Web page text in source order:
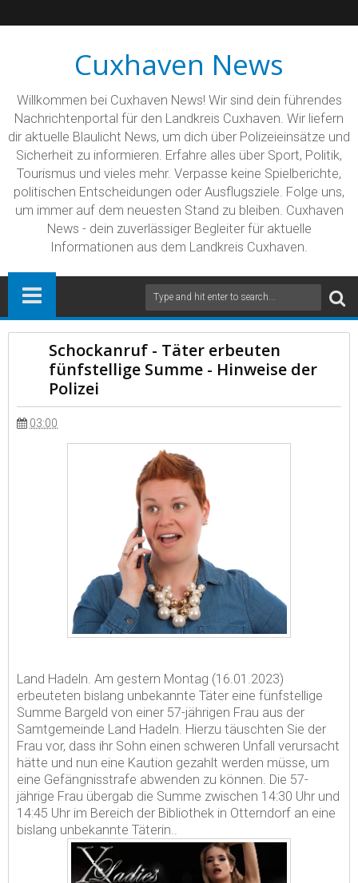
Cuxhaven News
Willkommen bei Cuxhaven News! Wir sind dein führendes
Nachrichtenportal für den Landkreis Cuxhaven. Wir liefern
dir aktuelle Blaulicht News, um dich über Polizeieinsätze und
Sicherheit zu informieren. Erfahre alles über Sport, Politik,
Tourismus und vieles mehr. Verpasse keine Spielberichte,
politischen Entscheidungen oder Ausflugsziele. Folge uns,
um immer auf dem neuesten Stand zu bleiben. Cuxhaven
News - dein zuverlässiger Begleiter für aktuelle
Informationen aus dem Landkreis Cuxhaven.
Schockanruf - Täter erbeuten
fünfstellige Summe - Hinweise der
Polizei
03:00
Land Hadeln. Am gestern Montag (16.01.2023)
erbeuteten bislang unbekannte Täter eine fünfstellige
Summe Bargeld von einer 57-jährigen Frau aus der
Samtgemeinde Land Hadeln. Hierzu täuschten Sie der
Frau vor, dass ihr Sohn einen schweren Unfall verursacht
hätte und nun eine Kaution gezahlt werden müsse, um
eine Gefängnisstrafe abwenden zu können. Die 57-
jährige Frau übergab die Summe zwischen 14:30 Uhr und
14:45 Uhr im Bereich der Bibliothek in Otterndorf an eine
bislang unbekannte Täterin..